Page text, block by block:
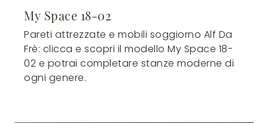
My Space 18-02
Pareti attrezzate e mobili soggiorno Alf Da
Frè: clicca e scopri il modello My Space 18-
02 e potrai completare stanze moderne di
ogni genere.